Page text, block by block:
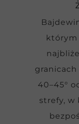
którym
40–45°
strefy, w